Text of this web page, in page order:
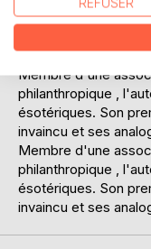
Le manuscrit se
rites funéraires dont
autres occidentaux.
Membre d'une
philanthropique ,
ésotériques. Son
invaincu et ses
Membre d'une
philanthropique ,
ésotériques. Son
invaincu et ses
REFUSER